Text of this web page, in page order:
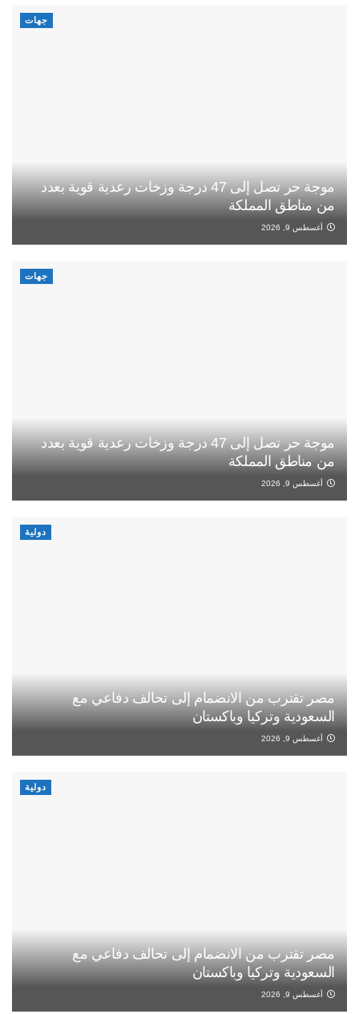
جهات
موجة حر تصل إلى 47 درجة وزخات رعدية قوية بعدد
من مناطق المملكة
أغسطس 9, 2026
جهات
موجة حر تصل إلى 47 درجة وزخات رعدية قوية بعدد
من مناطق المملكة
أغسطس 9, 2026
دولية
مصر تقترب من الانضمام إلى تحالف دفاعي مع
السعودية وتركيا وباكستان
أغسطس 9, 2026
دولية
مصر تقترب من الانضمام إلى تحالف دفاعي مع
السعودية وتركيا وباكستان
أغسطس 9, 2026